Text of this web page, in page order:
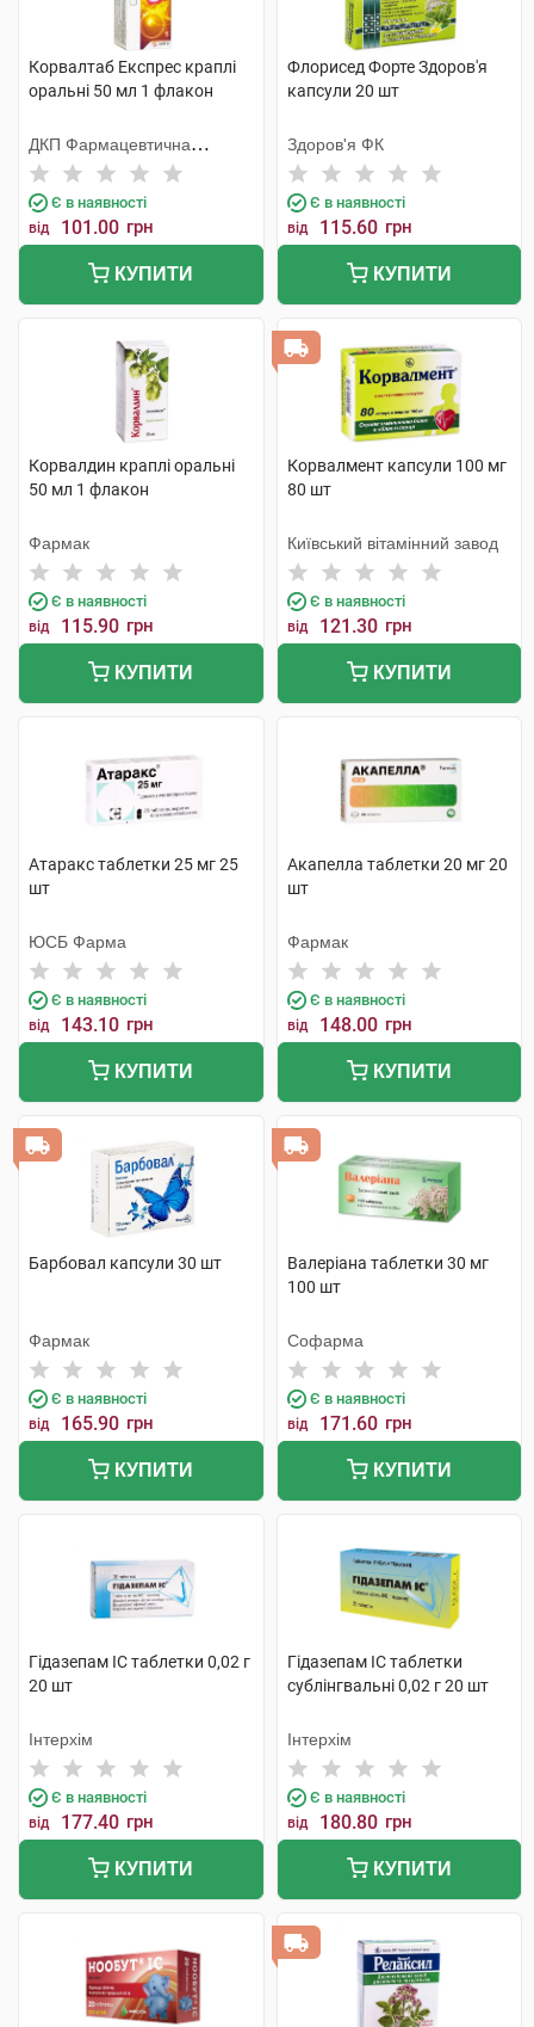
Корвалтаб Експрес краплі
оральні 50 мл 1 флакон
ДКП Фармацевтична
фабрика
Є в наявності
від 101.00 грн
КУПИТИ
Флорисед Форте Здоров'я
капсули 20 шт
Здоров'я ФК
Є в наявності
від 115.60 грн
КУПИТИ
Корвалдин краплі оральні
50 мл 1 флакон
Фармак
Є в наявності
від 115.90 грн
КУПИТИ
Корвалмент капсули 100 мг
80 шт
Київський вітамінний завод
Є в наявності
від 121.30 грн
КУПИТИ
Атаракс таблетки 25 мг 25
шт
ЮСБ Фарма
Є в наявності
від 143.10 грн
КУПИТИ
Акапелла таблетки 20 мг 20
шт
Фармак
Є в наявності
від 148.00 грн
КУПИТИ
Барбовал капсули 30 шт
Фармак
Є в наявності
від 165.90 грн
КУПИТИ
Валеріана таблетки 30 мг
100 шт
Софарма
Є в наявності
від 171.60 грн
КУПИТИ
Гідазепам IC таблетки 0,02 г
20 шт
Інтерхім
Є в наявності
від 177.40 грн
КУПИТИ
Гідазепам IC таблетки
сублінгвальні 0,02 г 20 шт
Інтерхім
Є в наявності
від 180.80 грн
КУПИТИ